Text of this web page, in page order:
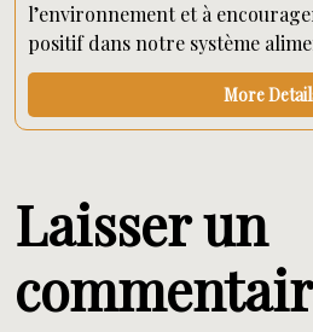
l’environnement et à
positif dans notre système
More
Laisser un